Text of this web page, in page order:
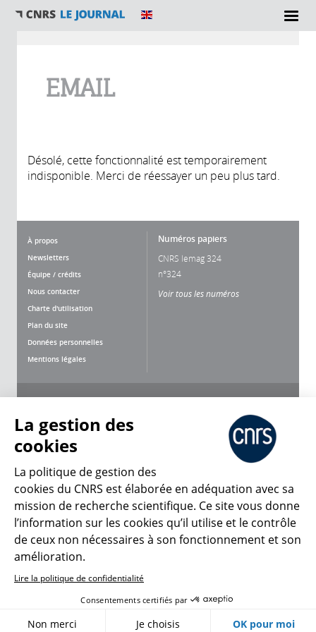
EMAIL
Désolé, cette fonctionnalité est temporairement
indisponible. Merci de réessayer un peu plus tard.
À propos
Newsletters
Équipe / crédits
Nous contacter
Charte d'utilisation
Plan du site
Données personnelles
Mentions légales
Numéros papiers
CNRS lemag 324
n°324
Voir tous les numéros
CNRS Le Mag
© 2026, CNRS
Créer un compte Se connecter
Gestion des cookies
La gestion des
cookies
La politique de gestion des
cookies du CNRS est élaborée en adéquation avec sa
mission de recherche scientifique. Ce site vous donne
l’information sur les cookies qu’il utilise et le contrôle
de ceux non nécessaires à son fonctionnement et son
amélioration.
Lire la politique de confidentialité
Consentements certifiés par
Non merci Je choisis OK pour moi